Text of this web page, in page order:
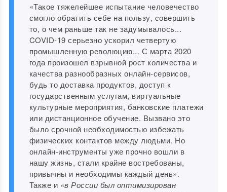
«Такое тяжелейшее испытание человечество
смогло обратить себе на пользу, совершить
то, о чем раньше так не задумывалось...
COVID-19 серьезно ускорил четвертую
промышленную революцию... С марта 2020
года произошел взрывной рост количества и
качества разнообразных онлайн-сервисов,
будь то доставка продуктов, доступ к
государственным услугам, виртуальные
культурные мероприятия, банковские платежи
или дистанционное обучение. Вызвано это
было срочной необходимостью избежать
физических контактов между людьми. Но
онлайн-инструменты уже прочно вошли в
нашу жизнь, стали крайне востребованы,
привычны и необходимы каждый день».
Также и «в России был оптимизирован